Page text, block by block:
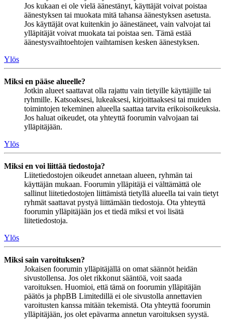
Jos kukaan ei ole vielä äänestänyt, käyttäjät voivat poistaa
äänestyksen tai muokata mitä tahansa äänestyksen asetusta.
Jos käyttäjät ovat kuitenkin jo äänestäneet, vain valvojat tai
ylläpitäjät voivat muokata tai poistaa sen. Tämä estää
äänestysvaihtoehtojen vaihtamisen kesken äänestyksen.
Ylös
Miksi en pääse alueelle?
Jotkin alueet saattavat olla rajattu vain tietyille käyttäjille tai
ryhmille. Katsoaksesi, lukeaksesi, kirjoittaaksesi tai muiden
toimintojen tekeminen alueella saattaa tarvita erikoisoikeuksia.
Jos haluat oikeudet, ota yhteyttä foorumin valvojaan tai
ylläpitäjään.
Ylös
Miksi en voi liittää tiedostoja?
Liitetiedostojen oikeudet annetaan alueen, ryhmän tai
käyttäjän mukaan. Foorumin ylläpitäjä ei välttämättä ole
sallinut liitetiedostojen liittämistä tietyllä alueella tai vain tietyt
ryhmät saattavat pystyä liittämään tiedostoja. Ota yhteyttä
foorumin ylläpitäjään jos et tiedä miksi et voi lisätä
liitetiedostoja.
Ylös
Miksi sain varoituksen?
Jokaisen foorumin ylläpitäjällä on omat säännöt heidän
sivustollensa. Jos olet rikkonut sääntöä, voit saada
varoituksen. Huomioi, että tämä on foorumin ylläpitäjän
päätös ja phpBB Limitedillä ei ole sivustolla annettavien
varoitusten kanssa mitään tekemistä. Ota yhteyttä foorumin
ylläpitäjään, jos olet epävarma annetun varoituksen syystä.